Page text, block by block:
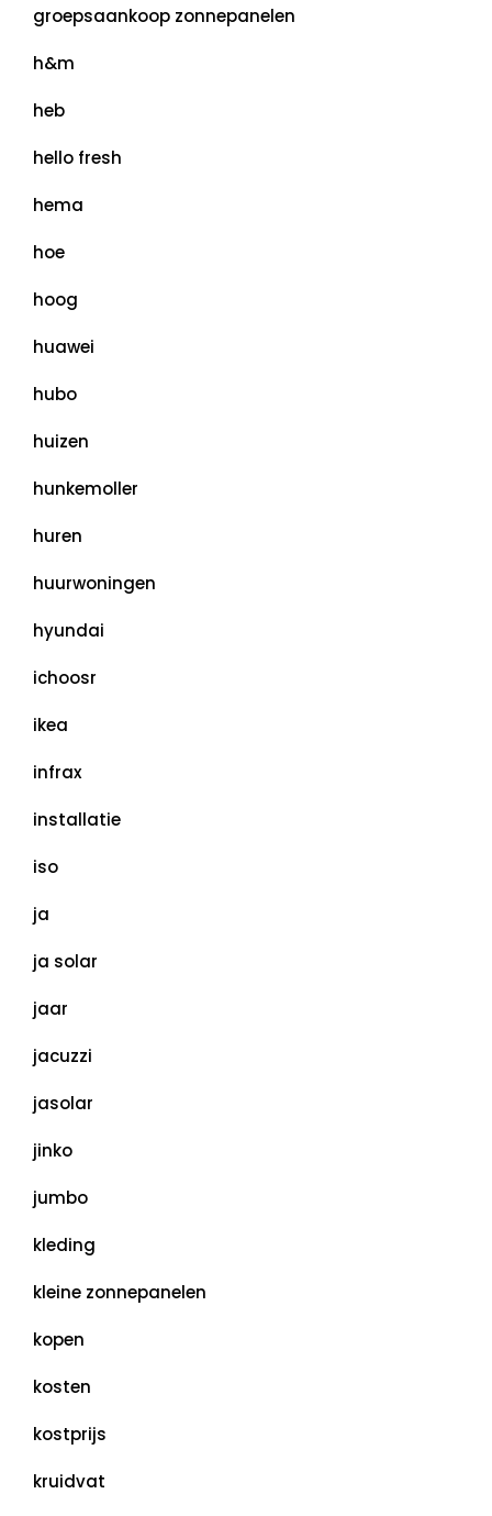
groepsaankoop zonnepanelen
h&m
heb
hello fresh
hema
hoe
hoog
huawei
hubo
huizen
hunkemoller
huren
huurwoningen
hyundai
ichoosr
ikea
infrax
installatie
iso
ja
ja solar
jaar
jacuzzi
jasolar
jinko
jumbo
kleding
kleine zonnepanelen
kopen
kosten
kostprijs
kruidvat